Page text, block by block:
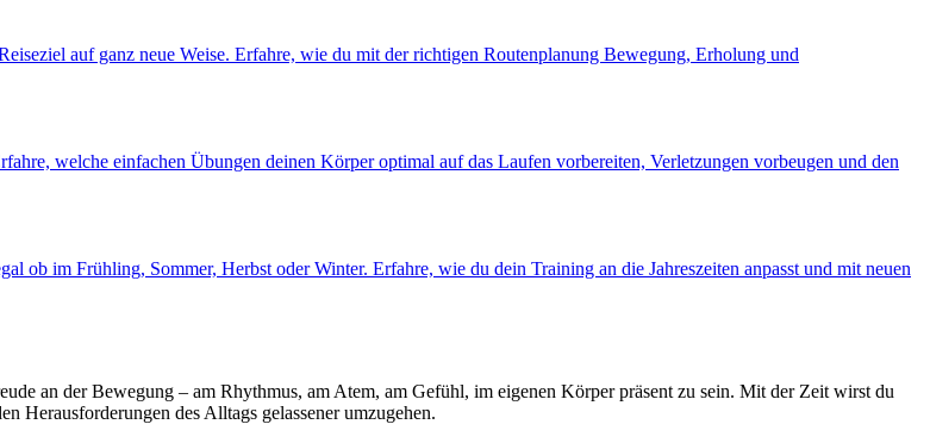
auf ganz neue Weise. Erfahre, wie du mit der richtigen Routenplanung Bewegung, Erholung und
welche einfachen Übungen deinen Körper optimal auf das Laufen vorbereiten, Verletzungen vorbeugen und den
ob im Frühling, Sommer, Herbst oder Winter. Erfahre, wie du dein Training an die Jahreszeiten anpasst und mit neuen
an der Bewegung – am Rhythmus, am Atem, am Gefühl, im eigenen Körper präsent zu sein. Mit der Zeit wirst du
Herausforderungen des Alltags gelassener umzugehen.